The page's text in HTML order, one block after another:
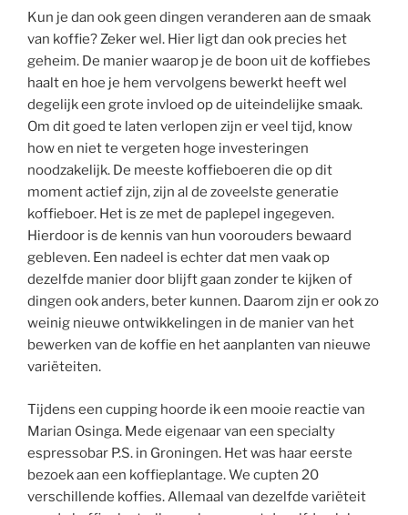
Kun je dan ook geen dingen veranderen aan de smaak
van koffie? Zeker wel. Hier ligt dan ook precies het
geheim. De manier waarop je de boon uit de koffiebes
haalt en hoe je hem vervolgens bewerkt heeft wel
degelijk een grote invloed op de uiteindelijke smaak.
Om dit goed te laten verlopen zijn er veel tijd, know
how en niet te vergeten hoge investeringen
noodzakelijk. De meeste koffieboeren die op dit
moment actief zijn, zijn al de zoveelste generatie
koffieboer. Het is ze met de paplepel ingegeven.
Hierdoor is de kennis van hun voorouders bewaard
gebleven. Een nadeel is echter dat men vaak op
dezelfde manier door blijft gaan zonder te kijken of
dingen ook anders, beter kunnen. Daarom zijn er ook zo
weinig nieuwe ontwikkelingen in de manier van het
bewerken van de koffie en het aanplanten van nieuwe
variëteiten.
Tijdens een cupping hoorde ik een mooie reactie van
Marian Osinga. Mede eigenaar van een specialty
espressobar P.S. in Groningen. Het was haar eerste
bezoek aan een koffieplantage. We cupten 20
verschillende koffies. Allemaal van dezelfde variëteit